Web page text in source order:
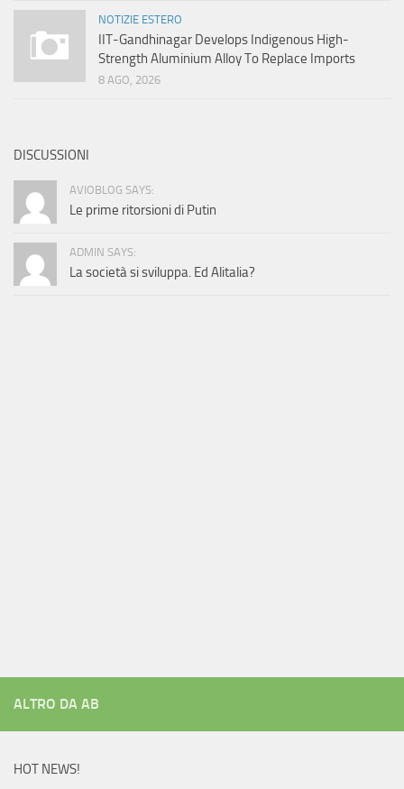
NOTIZIE ESTERO
IIT-Gandhinagar Develops Indigenous High-
Strength Aluminium Alloy To Replace Imports
8 AGO, 2026
DISCUSSIONI
AVIOBLOG SAYS:
Le prime ritorsioni di Putin
ADMIN SAYS:
La società si sviluppa. Ed Alitalia?
ALTRO DA AB
HOT NEWS!